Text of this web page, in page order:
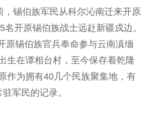
，锡伯族军民从科尔沁南迁来开原
开原锡伯族战士远赴新疆戍边。
原锡伯族官兵奉命参与云南滇缅
生在谭相台村，至今保存着乾隆
作为拥有40几个民族聚集地，有
军民的记录。